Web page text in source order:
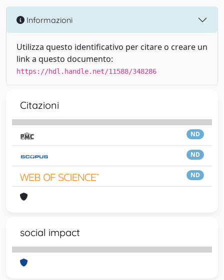
Informazioni
Utilizza questo identificativo per citare o creare un
link a questo documento:
https://hdl.handle.net/11588/348286
Citazioni
ND
ND
ND
social impact